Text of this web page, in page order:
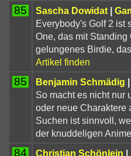
85 Sascha Dowidat|
Everybody's Golf 2 ist
One, das mit
gelungenes Birdie,
Artikel finden
85 Benjamin Schmädig
So macht es nicht nur
oder neue Charaktere
Suchen ist sinnvoll,
der knuddeligen
84 Christian Schönlein |